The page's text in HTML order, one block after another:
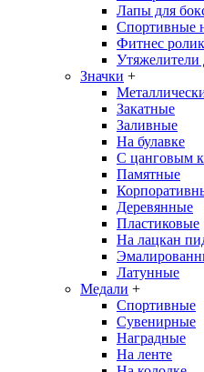
Лапы для
Спортивные
Фитнес
Утяжелители
Значки +
Закатные
Заливные
На булавке
С цанговым
Памятные
Деревянные
Пластиковые
На лацкан
Латунные
Медали +
Спортивные
Сувенирные
Наградные
На ленте